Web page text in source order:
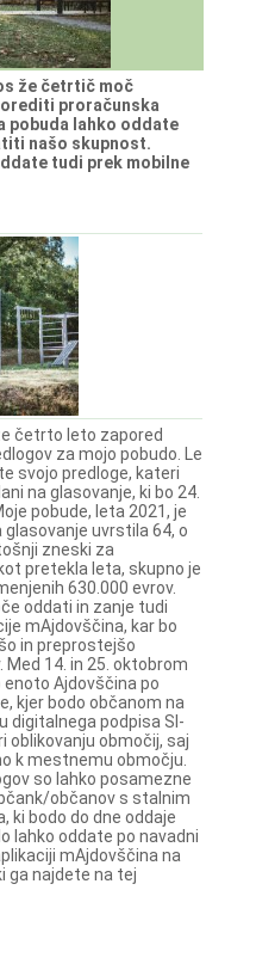
že četrtič moč
proračunska
pobuda lahko oddate
našo skupnost.
tudi prek mobilne
četrto leto zapored
za mojo pobudo. Le
svojo predloge, kateri
na glasovanje, ki bo 24.
pobude, leta 2021, je
uvrstila 64, o
zneski za
pretekla leta, skupno je
630.000 evrov.
oddati in zanje tudi
mAjdovščina, kar bo
in preprostejšo
14. in 25. oktobrom
enoto Ajdovščina po
kjer bodo občanom na
digitalnega podpisa SI-
oblikovanju območij, saj
k mestnemu območju.
so lahko posamezne
občanov s stalnim
ki bodo do dne oddaje
lahko oddate po navadni
mAjdovščina na
ga najdete na tej